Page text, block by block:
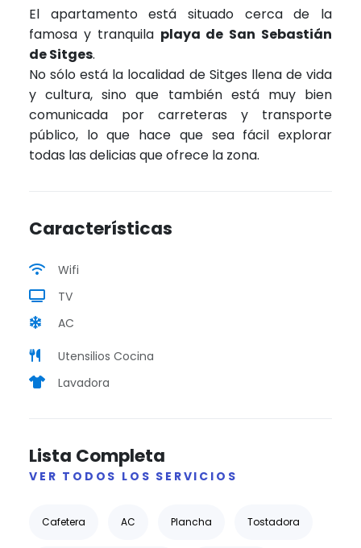
El apartamento está situado cerca de la
famosa y tranquila playa de San Sebastián
de Sitges.
No sólo está la localidad de Sitges llena de vida
y cultura, sino que también está muy bien
comunicada por carreteras y transporte
público, lo que hace que sea fácil explorar
todas las delicias que ofrece la zona.
Características
Wifi
TV
AC
Utensilios Cocina
Lavadora
Lista Completa
VER TODOS LOS SERVICIOS
Cafetera AC Plancha Tostadora